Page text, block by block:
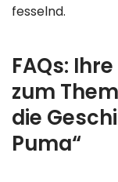
fesselnd.
FAQs:
zum
die
Puma“